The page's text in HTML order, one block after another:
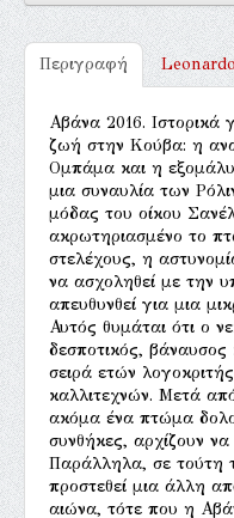
Περιγραφή
Αβάνα 2016. Ιστορικά
ζωή στην Κούβα: η
Ομπάμα και η
μια συναυλία των
μόδας του οίκου
ακρωτηριασμένο το
στελέχους, η
να ασχοληθεί με την
απευθυνθεί για μια
Αυτός θυμάται ότι ο
δεσποτικός, βάναυσος
σειρά ετών
καλλιτεχνών. Μετά
ακόμα ένα πτώμα
συνθήκες, αρχίζουν
Παράλληλα, σε τούτη
προστεθεί μια άλλη
αιώνα, τότε που η